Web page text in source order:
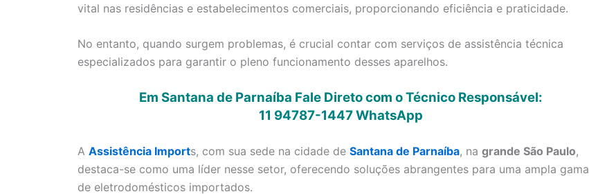
vital nas residências e estabelecimentos comerciais, proporcionando eficiência e praticidade.
No entanto, quando surgem problemas, é crucial contar com serviços de assistência técnica
especializados para garantir o pleno funcionamento desses aparelhos.
Em Santana de Parnaíba Fale Direto com o Técnico Responsável:
11 94787-1447WhatsApp
A Assistência Imports, com sua sede na cidade de Santana de Parnaíba, na grande São Paulo,
destaca-se como uma líder nesse setor, oferecendo soluções abrangentes para uma ampla gama
de eletrodomésticos importados.